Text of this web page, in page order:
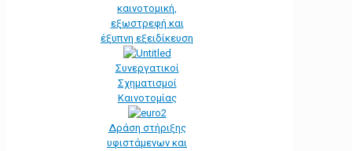
καινοτομική,
εξωστρεφή και
έξυπνη εξειδίκευση
Συνεργατικοί
Σχηματισμοί
Καινοτομίας
Δράση στήριξης
υφιστάμενων και